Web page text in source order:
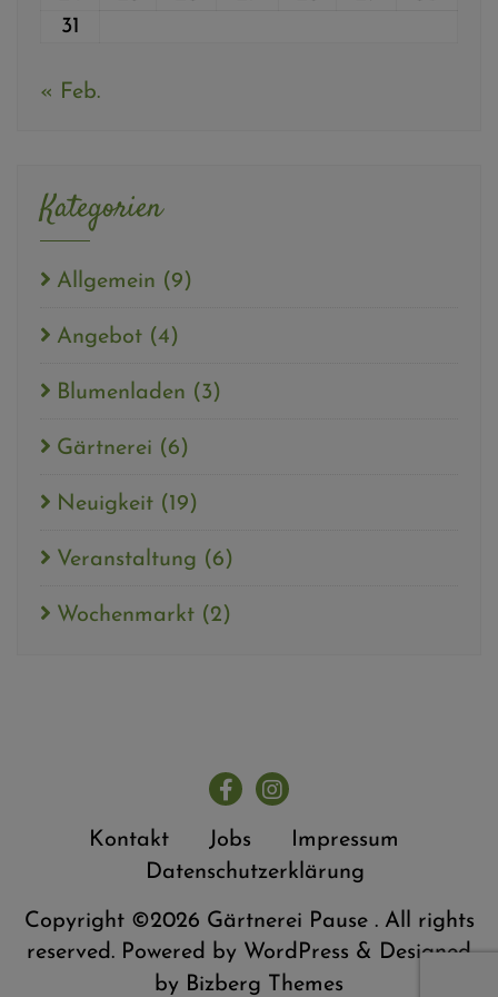
31
« Feb.
Kategorien
Allgemein (9)
Angebot (4)
Blumenladen (3)
Gärtnerei (6)
Neuigkeit (19)
Veranstaltung (6)
Wochenmarkt (2)
Kontakt Jobs
Impressum
Datenschutzerklärung
Copyright ©2026 Gärtnerei Pause . All rights
reserved. Powered by WordPress & Designed
by Bizberg Themes